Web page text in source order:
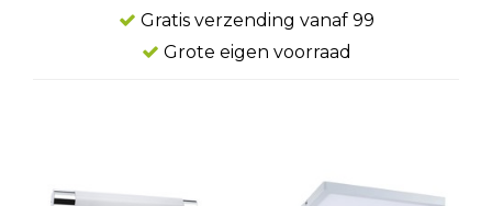
Gratis verzending vanaf 99
Grote eigen voorraad